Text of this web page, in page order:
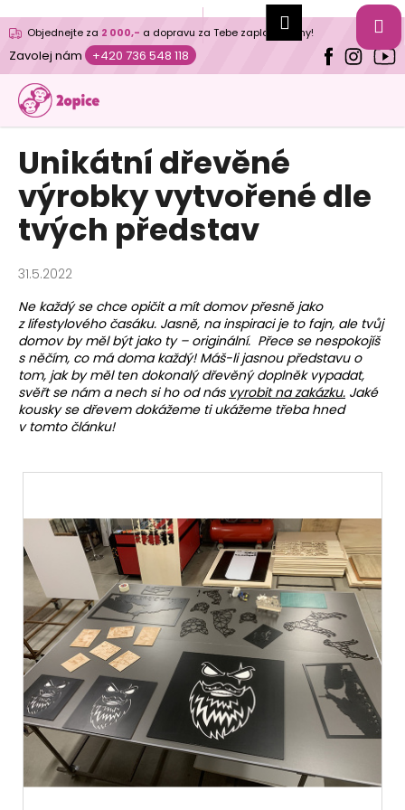
Přejít
na
obsah
Objednejte za 2 000,- a dopravu za Tebe zaplatíme my!
Zavolej nám +420 736 548 118
HledatPřihlášení
Nákupní
košík
Unikátní dřevěné
výrobky vytvořené dle
tvých představ
31.5.2022
Ne každý se chce opičit a mít domov přesně jako
z lifestylového časáku. Jasně, na inspiraci je to fajn, ale tvůj
domov by měl být jako ty – originální. Přece se nespokojíš
s něčím, co má doma každý! Máš-li jasnou představu o
tom, jak by měl ten dokonalý dřevěný doplněk vypadat,
svěřt se nám a nech si ho od nás vyrobit na zakázku. Jaké
kousky se dřevem dokážeme ti ukážeme třeba hned
v tomto článku!
K
o
š
í
Zpět
Zpět
N
e
b
o
j
,
p
o
m
ů
ž
e
m
e
t
t
n
a
j
t
!
HLEDAT